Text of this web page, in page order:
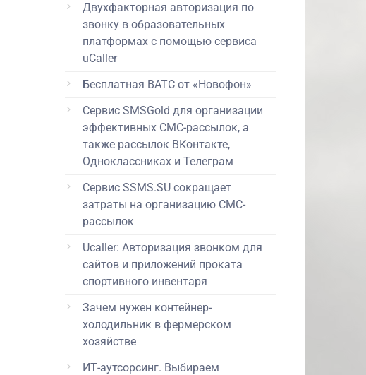
Двухфакторная авторизация по
звонку в образовательных
платформах с помощью сервиса
uCaller
Бесплатная ВАТС от «Новофон»
Сервис SMSGold для организации
эффективных СМС-рассылок, а
также рассылок ВКонтакте,
Одноклассниках и Телеграм
Сервис SSMS.SU сокращает
затраты на организацию СМС-
рассылок
Ucaller: Авторизация звонком для
сайтов и приложений проката
спортивного инвентаря
Зачем нужен контейнер-
холодильник в фермерском
хозяйстве
ИТ-аутсорсинг. Выбираем